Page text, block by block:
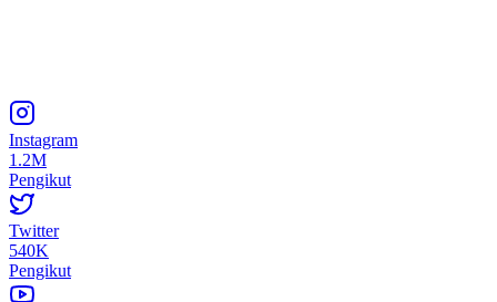
Instagram
1.2M
Pengikut
Twitter
540K
Pengikut